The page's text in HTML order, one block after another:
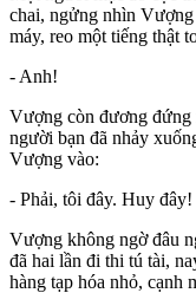
chai, ngửng nhìn
máy, reo một tiếng thật
- Anh!
Vượng còn đương đứng
người bạn đã nhảy
Vượng vào:
- Phải, tôi đây. Huy
Vượng không ngờ đâu
đã hai lần đi thi tú tài,
hàng tạp hóa nhỏ, cạnh